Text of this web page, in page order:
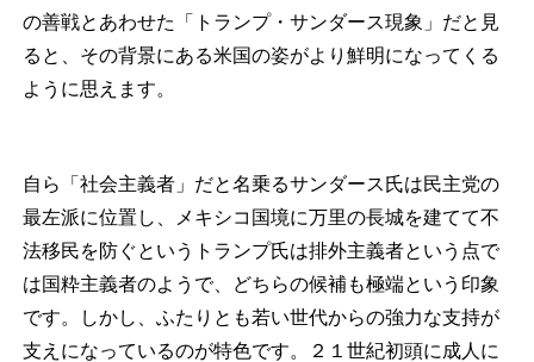
の善戦とあわせた「トランプ・サンダース現象」だと見
ると、その背景にある米国の姿がより鮮明になってくる
ように思えます。
自ら「社会主義者」だと名乗るサンダース氏は民主党の
最左派に位置し、メキシコ国境に万里の長城を建てて不
法移民を防ぐというトランプ氏は排外主義者という点で
は国粋主義者のようで、どちらの候補も極端という印象
です。しかし、ふたりとも若い世代からの強力な支持が
支えになっているのが特色です。２１世紀初頭に成人に